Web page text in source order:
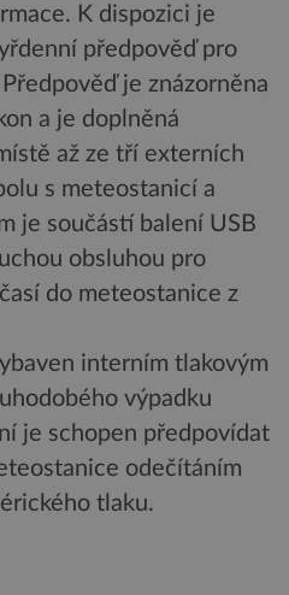
K dispozici je
předpověď pro
je znázorněna
a je doplněná
až ze tří externích
s meteostanicí a
je součástí balení USB
obsluhou pro
do meteostanice z
interním tlakovým
výpadku
je schopen předpovídat
odečítáním
tlaku.